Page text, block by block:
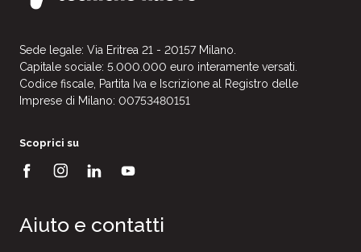
Sede legale: Via Eritrea 21 - 20157 Milano.
Capitale sociale: 5.000.000 euro interamente versati.
Codice fiscale, Partita Iva e Iscrizione al Registro delle
Imprese di Milano: 00753480151
Scoprici su
Aiuto e contatti